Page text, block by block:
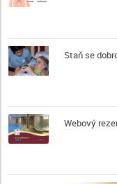
Staň se
Webový